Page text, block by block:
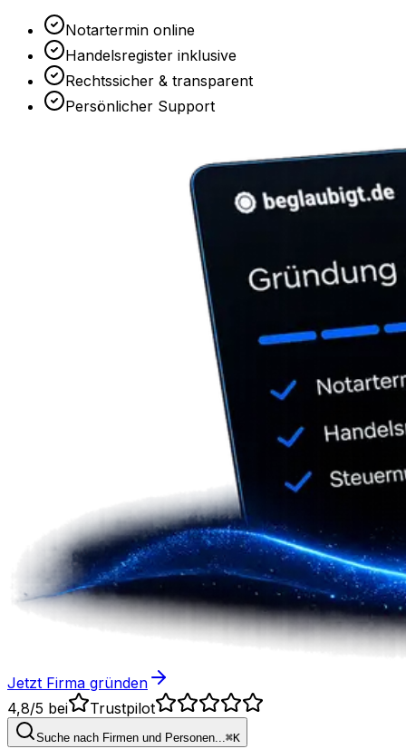
Notartermin online
Handelsregister inklusive
Rechtssicher & transparent
Persönlicher Support
Jetzt Firma gründen
4,8/5 bei Trustpilot
Suche nach Firmen und Personen...⌘K